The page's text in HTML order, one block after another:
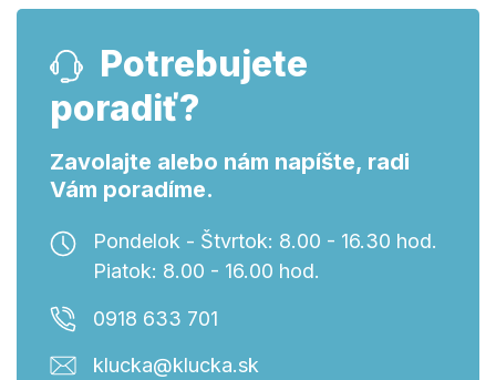
Potrebujete
poradiť?
Zavolajte alebo nám napíšte, radi
Vám poradíme.
Pondelok - Štvrtok: 8.00 - 16.30 hod.
Piatok: 8.00 - 16.00 hod.
0918 633 701
klucka@klucka.sk